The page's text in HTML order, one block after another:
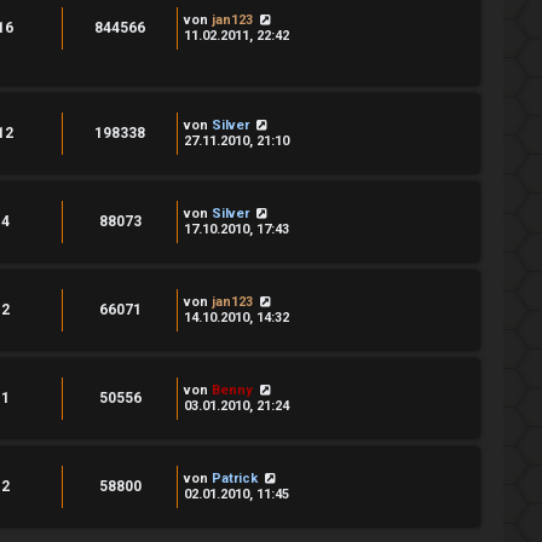
844566 von jan123
11.02.2011, 22:42
198338 von Silver
27.11.2010, 21:10
4 88073 von Silver
17.10.2010, 17:43
2 66071 von jan123
14.10.2010, 14:32
1 50556 von Benny
03.01.2010, 21:24
2 58800 von Patrick
02.01.2010, 11:45